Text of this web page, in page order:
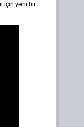
için yeni bir